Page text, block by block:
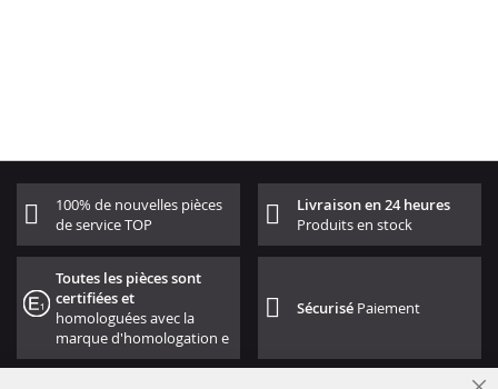
100% de nouvelles pièces
de service TOP
Livraison en 24 heures
Produits en stock
Toutes les pièces sont
certifiées et
homologuées avec la
marque d'homologation e
Sécurisé Paiement